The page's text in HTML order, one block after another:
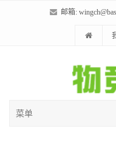
邮箱:
菜单